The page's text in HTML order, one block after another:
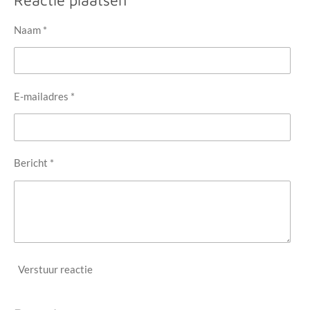
n
e
n
Naam *
E-mailadres *
Bericht *
Verstuur reactie